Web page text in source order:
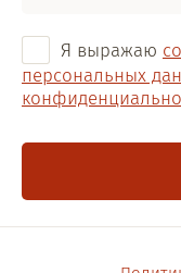
Я выражаю
персональных